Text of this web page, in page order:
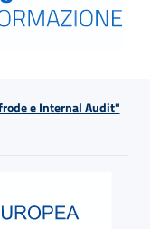
e Internal Audit"